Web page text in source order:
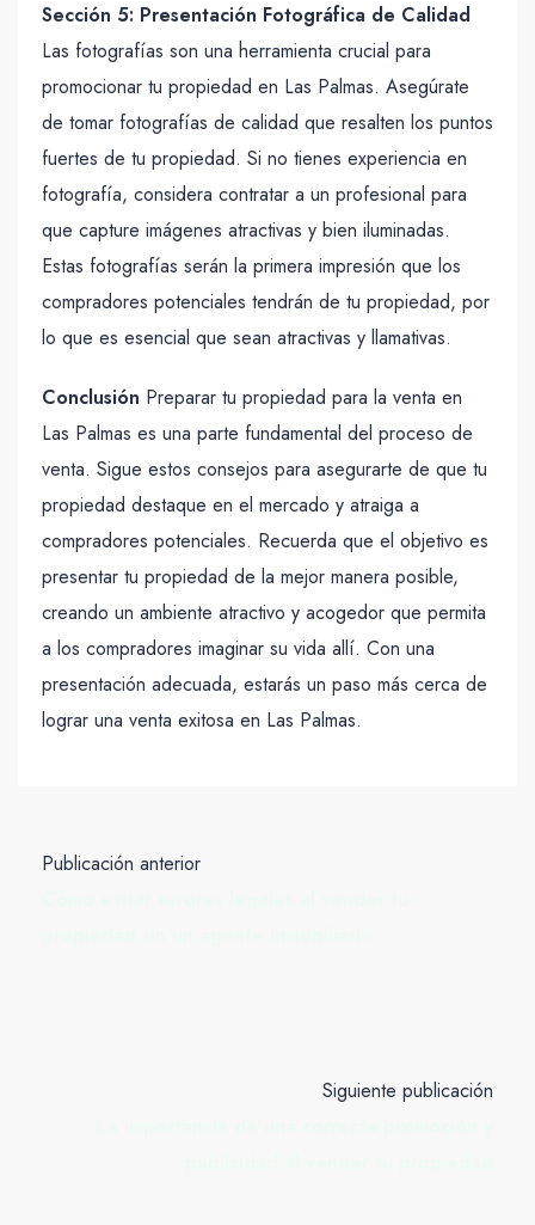
Sección 5: Presentación Fotográfica de Calidad
Las fotografías son una herramienta crucial para
promocionar tu propiedad en Las Palmas. Asegúrate
de tomar fotografías de calidad que resalten los puntos
fuertes de tu propiedad. Si no tienes experiencia en
fotografía, considera contratar a un profesional para
que capture imágenes atractivas y bien iluminadas.
Estas fotografías serán la primera impresión que los
compradores potenciales tendrán de tu propiedad, por
lo que es esencial que sean atractivas y llamativas.
Conclusión Preparar tu propiedad para la venta en
Las Palmas es una parte fundamental del proceso de
venta. Sigue estos consejos para asegurarte de que tu
propiedad destaque en el mercado y atraiga a
compradores potenciales. Recuerda que el objetivo es
presentar tu propiedad de la mejor manera posible,
creando un ambiente atractivo y acogedor que permita
a los compradores imaginar su vida allí. Con una
presentación adecuada, estarás un paso más cerca de
lograr una venta exitosa en Las Palmas.
Publicación anterior
Siguiente publicación